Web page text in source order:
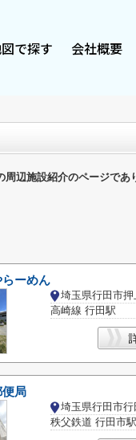
で探す 会社概要
辺施設紹介のページであ
らーめん
埼玉県行田市押
高崎線 行田駅
便局
埼玉県行田市行
秩父鉄道 行田市駅